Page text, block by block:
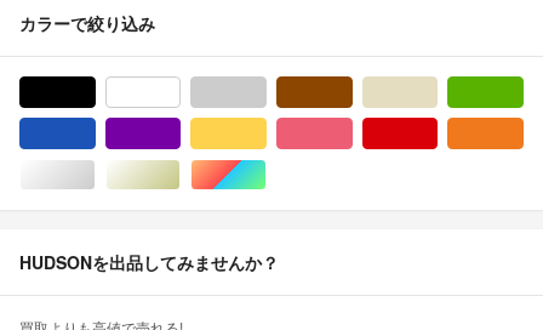
カラーで絞り込み
シルバー/銀色系ゴールド/金色系マルチカラー
HUDSONを出品してみませんか？